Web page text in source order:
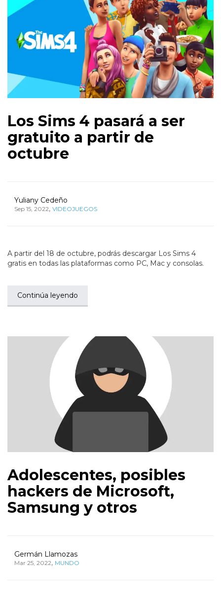
Los Sims 4 pasará a ser
gratuito a partir de
octubre
Yuliany Cedeño
Sep 15, 2022, VIDEOJUEGOS
A partir del 18 de octubre, podrás descargar Los Sims 4
gratis en todas las plataformas como PC, Mac y consolas.
Continúa leyendo
Adolescentes, posibles
hackers de Microsoft,
Samsung y otros
Germán Llamozas
Mar 25, 2022, MUNDO